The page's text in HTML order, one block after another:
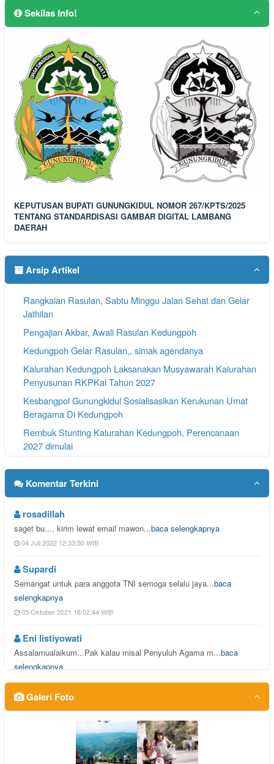
Sekilas Info!
KEPUTUSAN BUPATI GUNUNGKIDUL NOMOR 267/KPTS/2025
TENTANG STANDARDISASI GAMBAR DIGITAL LAMBANG
DAERAH
Arsip Artikel
Rangkaian Rasulan, Sabtu Minggu Jalan Sehat dan Gelar
Jathilan
Pengajian Akbar, Awali Rasulan Kedungpoh
Kedungpoh Gelar Rasulan,, simak agendanya
Kalurahan Kedungpoh Laksanakan Musyawarah Kalurahan
Penyusunan RKPKal Tahun 2027
Kesbangpol Gunungkidul Sosialisasikan Kerukunan Umat
Beragama Di Kedungpoh
Rembuk Stunting Kalurahan Kedungpoh, Perencanaan
2027 dimulai
Komentar Terkini
rosadillah
saget bu.... kirim lewat email mawon...baca selengkapnya
04 Juli 2022 12:33:50 WIB
Supardi
Semangat untuk para anggota TNI semoga selalu jaya...baca
selengkapnya
05 Oktober 2021 18:02:44 WIB
Eni listiyowati
Assalamualaikum...Pak kalau misal Penyuluh Agama m...baca
selengkapnya
08 Juni 2021 08:25:07 WIB
Tugimin
Semoga dapat berlangsung setiap tahun...baca selengkapnya
29 Agustus 2019 14:45:38 WIB
Galeri Foto